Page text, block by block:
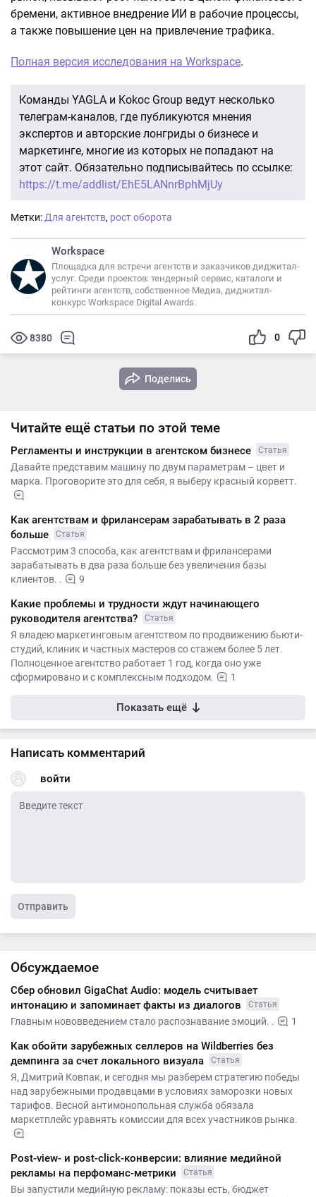
бремени, активное внедрение ИИ в рабочие процессы,
а также повышение цен на привлечение трафика.
Полная версия исследования на Workspace.
Команды YAGLA и Kokoc Group ведут несколько
телеграм-каналов, где публикуются мнения
экспертов и авторские лонгриды о бизнесе и
маркетинге, многие из которых не попадают на
этот сайт. Обязательно подписывайтесь по ссылке:
https://t.me/addlist/EhE5LANnrBphMjUy
Метки:Для агентств, рост оборота
Workspace
Площадка для встречи агентств и заказчиков диджитал-
услуг. Среди проектов: тендерный сервис, каталоги и
рейтинги агентств, собственное Медиа, диджитал-
конкурс Workspace Digital Awards.
8380 0
Поделись
Читайте ещё статьи по этой теме
Регламенты и инструкции в агентском бизнесе Статья
Давайте представим машину по двум параметрам – цвет и
марка. Проговорите это для себя, я выберу красный корветт.
Как агентствам и фрилансерам зарабатывать в 2 раза
больше
Статья
Рассмотрим 3 способа, как агентствам и фрилансерами
зарабатывать в два раза больше без увеличения базы
клиентов. .
9
Какие проблемы и трудности ждут начинающего
руководителя агентства?
Статья
Я владею маркетинговым агентством по продвижению бьюти-
студий, клиник и частных мастеров со стажем более 5 лет.
Полноценное агентство работает 1 год, когда оно уже
сформировано и с комплексным подходом.
1
Показать ещё
Написать комментарий
войти
Отправить
Обсуждаемое
Сбер обновил GigaChat Audio: модель считывает
интонацию и запоминает факты из диалогов
Статья
Главным нововведением стало распознавание эмоций. . 1
Как обойти зарубежных селлеров на Wildberries без
демпинга за счет локального визуала
Статья
Я, Дмитрий Ковпак, и сегодня мы разберем стратегию победы
над зарубежными продавцами в условиях заморозки новых
тарифов. Весной антимонопольная служба обязала
маркетплейс уравнять комиссии для всех участников рынка.
Post-view- и post-click-конверсии: влияние медийной
рекламы на перфоманс-метрики
Статья
Вы запустили медийную рекламу: показы есть, бюджет